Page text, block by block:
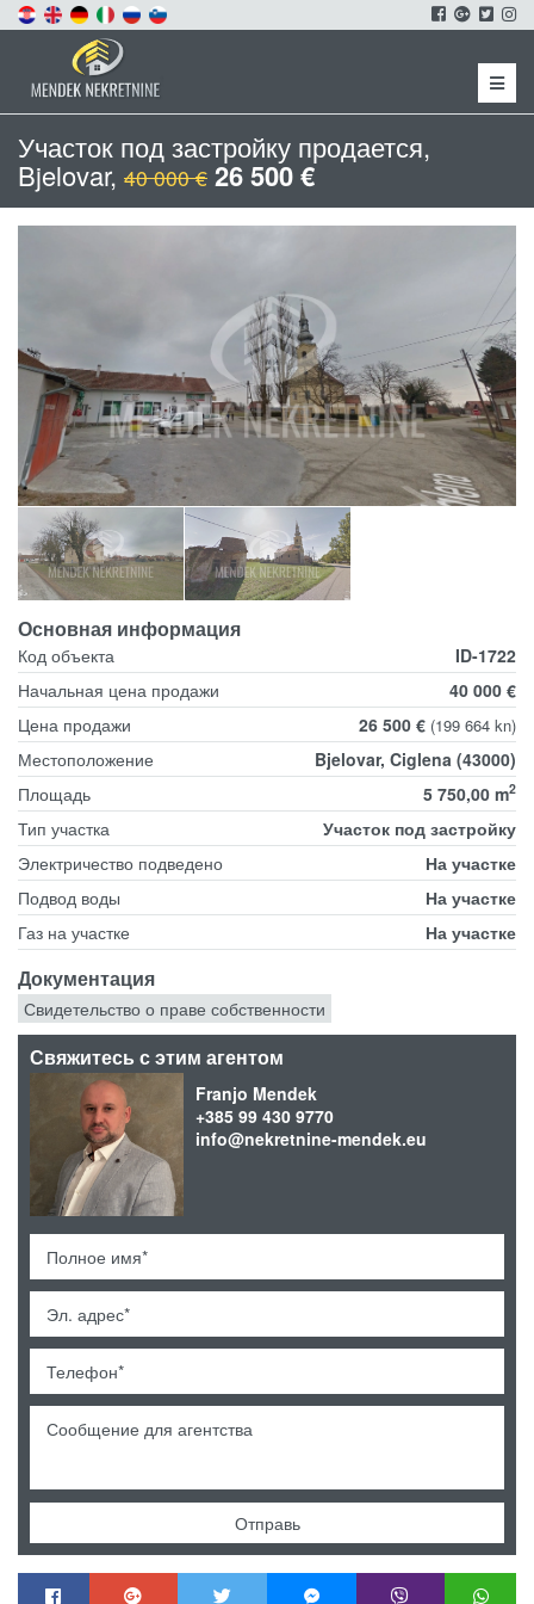
Menu
Участок под застройку продается,
Bjelovar, 40 000 € 26 500 €
Основная информация
Код объекта
ID-1722
Начальная цена продажи
40 000 €
Цена продажи
26 500 € (199 664 kn)
Местоположение
Bjelovar, Ciglena (43000)
Площадь
5 750,00 m2
Тип участка
Участок под застройку
Электричество подведено
На участке
Подвод воды
На участке
Газ на участке
На участке
Документация
Свидетельство о праве собственности
Свяжитесь с этим агентом
Franjo Mendek
+385 99 430 9770
info@nekretnine-mendek.eu
Отправь